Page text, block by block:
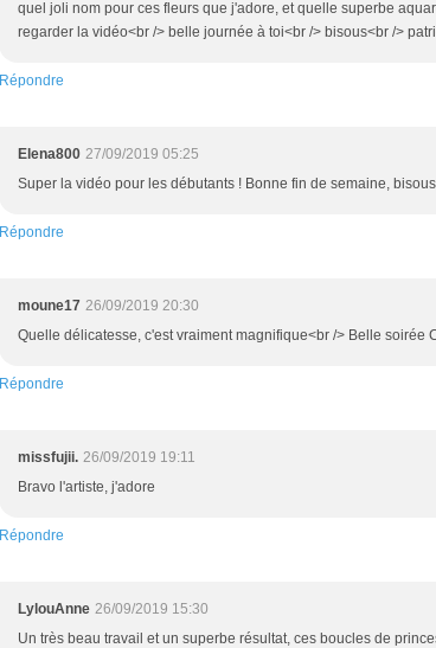
quel joli nom pour ces fleurs que j'adore, et quelle superbe
regarder la vidéo<br /> belle journée à toi<br /> bisous<br />
Répondre
Elena800 27/09/2019 05:25
Super la vidéo pour les débutants ! Bonne fin de semaine, bisous
Répondre
moune17 26/09/2019 20:30
Quelle délicatesse, c'est vraiment magnifique<br /> Belle soirée
Répondre
missfujii. 26/09/2019 19:11
Bravo l'artiste, j'adore
Répondre
LylouAnne 26/09/2019 15:30
Un très beau travail et un superbe résultat, ces boucles de